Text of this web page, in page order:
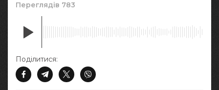
Переглядів 783
Поділитися: